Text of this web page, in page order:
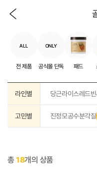
ALL
전 제품
ONLY
공식몰 단독 패드
라인별 당근라이스레드빈
고민별 진정모공수분각질
총18개의 상품